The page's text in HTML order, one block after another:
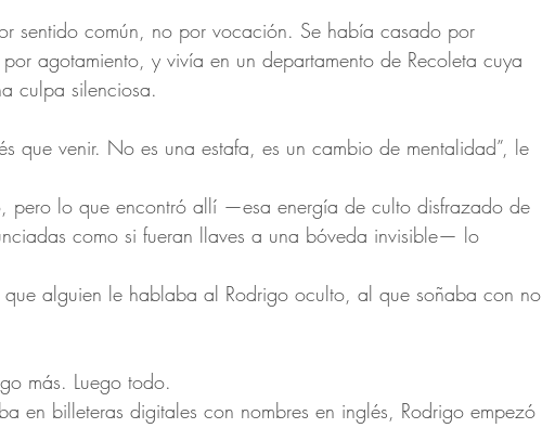
sentido común, no por vocación. Se había casado por
agotamiento, y vivía en un departamento de Recoleta cuya
culpa silenciosa.
que venir. No es una estafa, es un cambio de mentalidad”, le
pero lo que encontró allí —esa energía de culto disfrazado de
como si fueran llaves a una bóveda invisible— lo
que alguien le hablaba al Rodrigo oculto, al que soñaba con no
más. Luego todo.
en billeteras digitales con nombres en inglés, Rodrigo empezó